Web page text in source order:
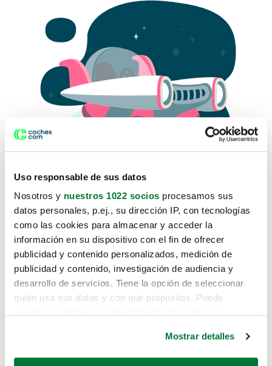
Uso responsable de sus datos
Nosotros y nuestros 1022 socios procesamos sus
datos personales, p.ej., su dirección IP, con tecnologías
como las cookies para almacenar y acceder la
información en su dispositivo con el fin de ofrecer
publicidad y contenido personalizados, medición de
publicidad y contenido, investigación de audiencia y
desarrollo de servicios. Tiene la opción de seleccionar
quién usa sus datos y con qué propósitos. Puede
Mostrar detalles
Lo sentimos, no sabemos como
te hemos traido hasta aquí.
Pero puedes encontrar el coche que estás
buscando en alguno de estos enlaces:
Coches de segunda mano